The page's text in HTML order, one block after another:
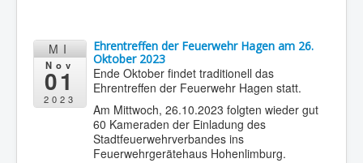
MI
Nov
01
2023
Ehrentreffen der Feuerwehr Hagen am 26.
Oktober 2023
Ende Oktober findet traditionell das
Ehrentreffen der Feuerwehr Hagen statt.
Am Mittwoch, 26.10.2023 folgten wieder gut
60 Kameraden der Einladung des
Stadtfeuerwehrverbandes ins
Feuerwehrgerätehaus Hohenlimburg.